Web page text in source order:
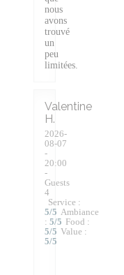
nous
avons
trouvé
un
peu
limitées.
Valentine
H
2026-
08-07
-
20:00
-
Guests
4
Service :
5/5 Ambiance
: 5/5 Food :
5/5 Value :
5/5